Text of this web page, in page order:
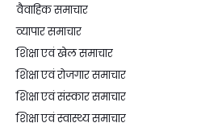
वैवाहिक समाचार
व्यापार समाचार
शिक्षा एवं खेल समाचार
शिक्षा एवं रोजगार समाचार
शिक्षा एवं संस्कार समाचार
शिक्षा एवं स्वास्थ्य समाचार